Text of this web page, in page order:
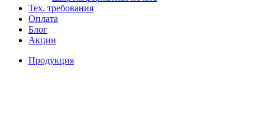
Тех. требования
Оплата
Блог
Акции
Продукция